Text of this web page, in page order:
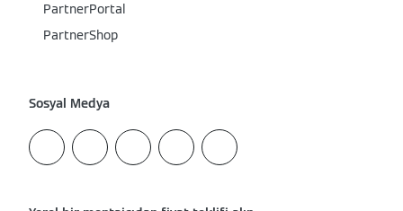
PartnerPortal
PartnerShop
Sosyal Medya